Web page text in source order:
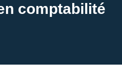
comptabilité